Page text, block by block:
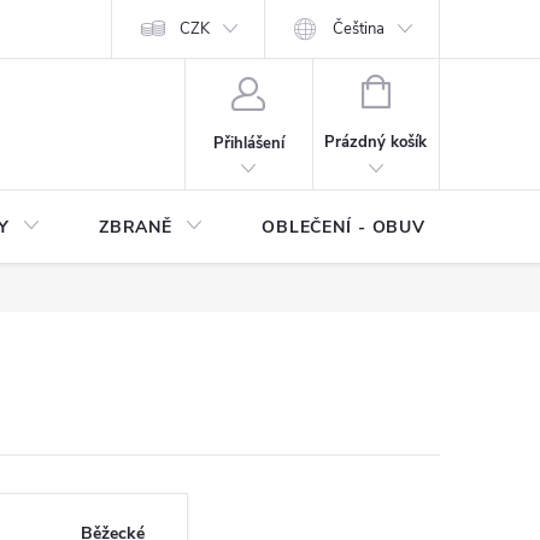
OCHRANA OSOBNÍCH DAT Moje objednávka
CZK Čeština
Přihlášení
NÁKUPNÍ
Prázdný košík
ZBRANĚ OBLEČENÍ - OBUV
Běžecké